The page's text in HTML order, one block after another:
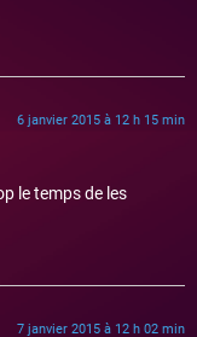
6 janvier 2015 à 12 h 15 min
le temps de les
7 janvier 2015 à 12 h 02 min